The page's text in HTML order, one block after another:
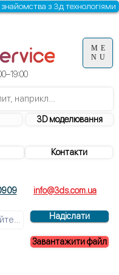
3D моделювання
Контакти
info@3ds.com.ua
Надіслати
Завантажити файл
з 3д технологіями
ME
NU